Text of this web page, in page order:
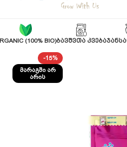
(100% BIO)ᲑᲐᲕᲨᲕᲗᲐ ᲙᲕᲔᲑᲐ
-15%
ᲛᲐᲠᲐᲒᲨᲘ ᲐᲠ
ᲐᲠᲘᲡ